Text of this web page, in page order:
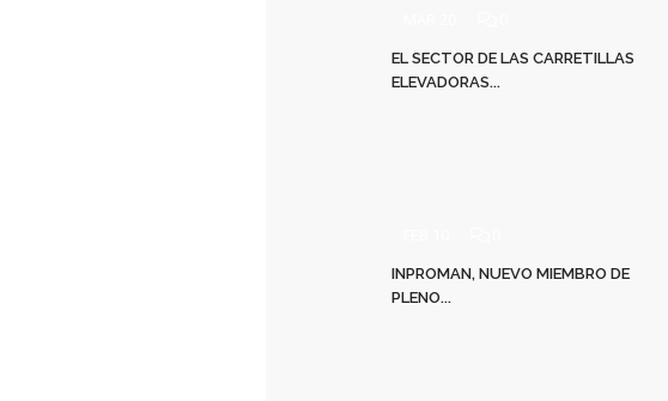
EL SECTOR DE LAS CARRETILLAS
ELEVADORAS...
INPROMAN, NUEVO MIEMBRO DE
PLENO...